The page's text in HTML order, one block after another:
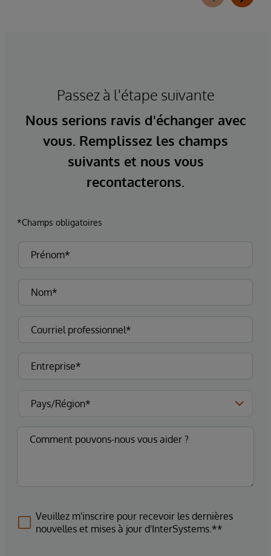
Passez à l'étape suivante
Nous serions ravis d'échanger avec
vous. Remplissez les champs
suivants et nous vous
recontacterons.
*Champs obligatoires
Veuillez m'inscrire pour recevoir les dernières
nouvelles et mises à jour d'InterSystems.**